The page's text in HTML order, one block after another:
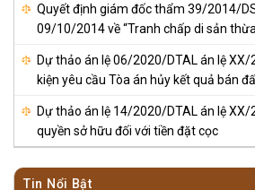
Quyết định giám đốc thẩm 39/2014/
09/10/2014 về “Tranh chấp di sản thừa
Dự thảo án lệ 06/2020/DTAL án lệ
kiện yêu cầu Tòa án hủy kết quả bán
Dự thảo án lệ 14/2020/DTAL án lệ
quyền sở hữu đối với tiền đặt cọc
Tin Nổi Bật